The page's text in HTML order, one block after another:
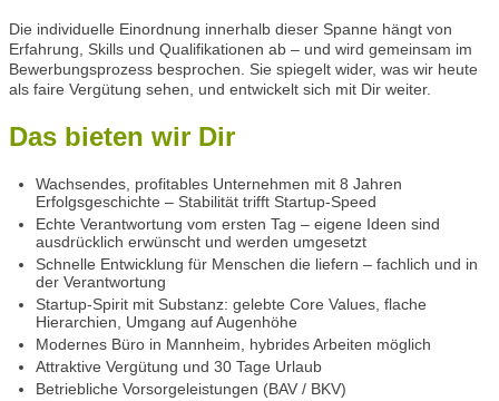
Die individuelle Einordnung innerhalb dieser Spanne hängt von
Erfahrung, Skills und Qualifikationen ab – und wird gemeinsam im
Bewerbungsprozess besprochen. Sie spiegelt wider, was wir heute
als faire Vergütung sehen, und entwickelt sich mit Dir weiter.
Das bieten wir Dir
Wachsendes, profitables Unternehmen mit 8 Jahren
Erfolgsgeschichte – Stabilität trifft Startup-Speed
Echte Verantwortung vom ersten Tag – eigene Ideen sind
ausdrücklich erwünscht und werden umgesetzt
Schnelle Entwicklung für Menschen die liefern – fachlich und in
der Verantwortung
Startup-Spirit mit Substanz: gelebte Core Values, flache
Hierarchien, Umgang auf Augenhöhe
Modernes Büro in Mannheim, hybrides Arbeiten möglich
Attraktive Vergütung und 30 Tage Urlaub
Betriebliche Vorsorgeleistungen (BAV / BKV)